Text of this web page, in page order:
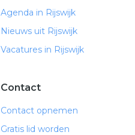
Agenda in Rijswijk
Nieuws uit Rijswijk
Vacatures in Rijswijk
Contact
Contact opnemen
Gratis lid worden